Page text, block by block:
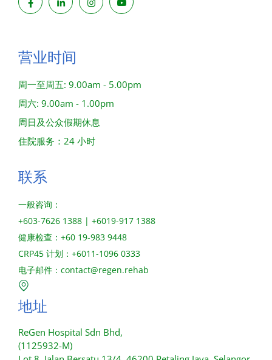
营业时间
周一至周五: 9.00am - 5.00pm
周六: 9.00am - 1.00pm
周日及公众假期休息
住院服务：24 小时
联系
一般咨询：
+603-7626 1388 | +6019-917 1388
健康检查：+60 19-983 9448
CRP45 计划：+6011-1096 0333
电子邮件： contact@regen.rehab
地址
ReGen Hospital Sdn Bhd,
(1125932-M)